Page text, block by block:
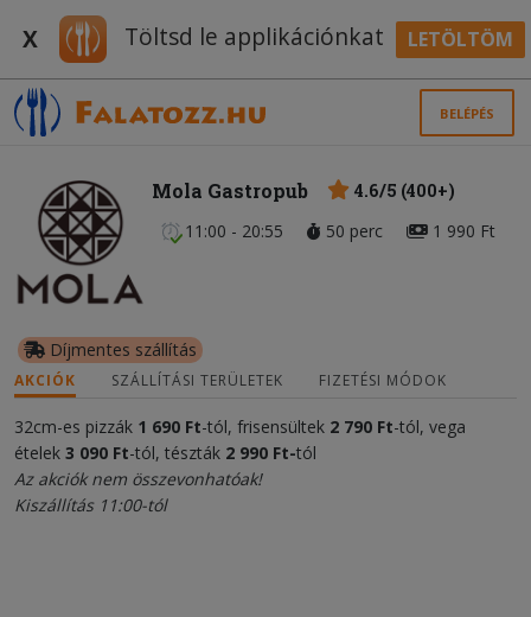
X Töltsd le applikációnkat LETÖLTÖM
BELÉPÉS
Mola Gastropub
4.6/5 (400+)
11:00 - 20:55
50 perc 1 990 Ft
Díjmentes szállítás
AKCIÓK SZÁLLÍTÁSI TERÜLETEK FIZETÉSI MÓDOK
32cm-es pizzák 1 690 Ft-tól, frisensültek 2 790 Ft-tól, vega
ételek 3 090 Ft-tól, tészták 2 990 Ft-tól
Az akciók nem összevonhatóak!
Kiszállítás 11:00-tól